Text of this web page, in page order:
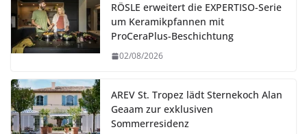
RÖSLE erweitert die EXPERTISO-Serie
um Keramikpfannen mit
ProCeraPlus-Beschichtung
02/08/2026
AREV St. Tropez lädt Sternekoch Alan
Geaam zur exklusiven
Sommerresidenz